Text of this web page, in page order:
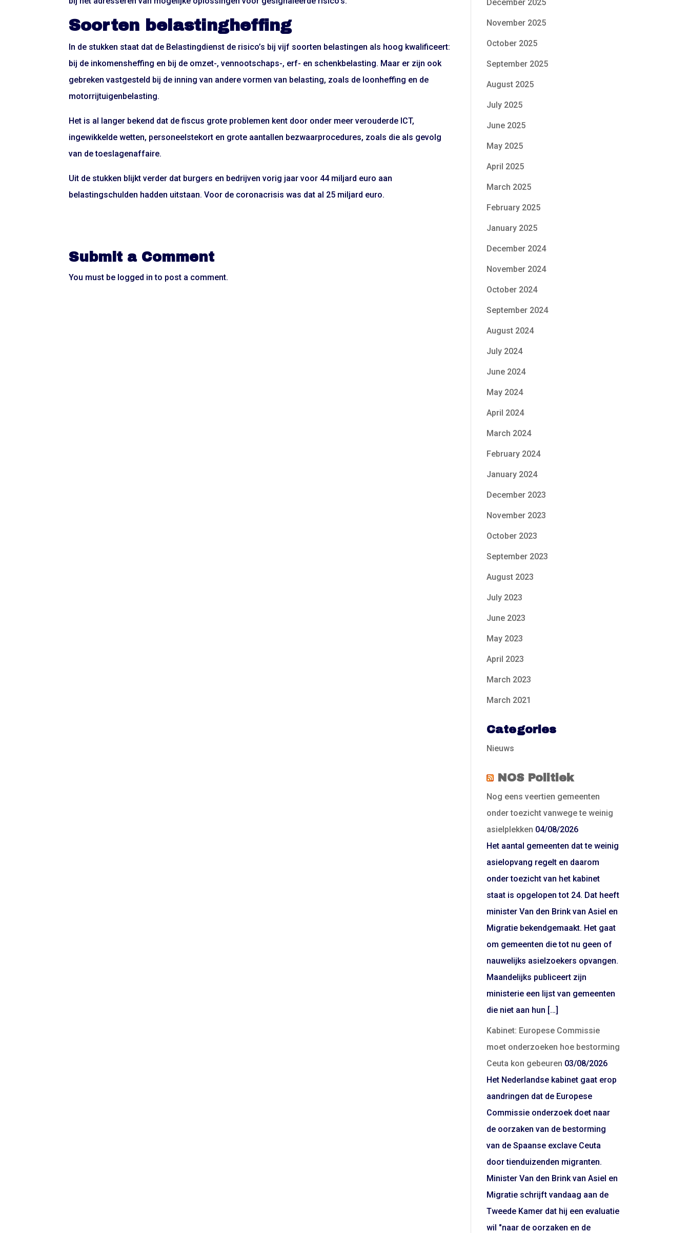
Soorten belastingheffing
In de stukken staat dat de Belastingdienst de risico’s bij vijf soorten belastingen als hoog kwalificeert:
bij de inkomensheffing en bij de omzet-, vennootschaps-, erf- en schenkbelasting. Maar er zijn ook
gebreken vastgesteld bij de inning van andere vormen van belasting, zoals de loonheffing en de
motorrijtuigenbelasting.
Het is al langer bekend dat de fiscus grote problemen kent door onder meer verouderde ICT,
ingewikkelde wetten, personeelstekort en grote aantallen bezwaarprocedures, zoals die als gevolg
van de toeslagenaffaire.
Uit de stukken blijkt verder dat burgers en bedrijven vorig jaar voor 44 miljard euro aan
belastingschulden hadden uitstaan. Voor de coronacrisis was dat al 25 miljard euro.
Submit a Comment
You must be logged in to post a comment.
December 2025
November 2025
October 2025
September 2025
August 2025
July 2025
June 2025
May 2025
April 2025
March 2025
February 2025
January 2025
December 2024
November 2024
October 2024
September 2024
August 2024
July 2024
June 2024
May 2024
April 2024
March 2024
February 2024
January 2024
December 2023
November 2023
October 2023
September 2023
August 2023
July 2023
June 2023
May 2023
April 2023
March 2023
March 2021
Categories
Nieuws
NOS Politiek
Nog eens veertien gemeenten
onder toezicht vanwege te weinig
asielplekken 04/08/2026
Het aantal gemeenten dat te weinig
asielopvang regelt en daarom
onder toezicht van het kabinet
staat is opgelopen tot 24. Dat heeft
minister Van den Brink van Asiel en
Migratie bekendgemaakt. Het gaat
om gemeenten die tot nu geen of
nauwelijks asielzoekers opvangen.
Maandelijks publiceert zijn
ministerie een lijst van gemeenten
die niet aan hun […]
Kabinet: Europese Commissie
moet onderzoeken hoe bestorming
Ceuta kon gebeuren 03/08/2026
Het Nederlandse kabinet gaat erop
aandringen dat de Europese
Commissie onderzoek doet naar
de oorzaken van de bestorming
van de Spaanse exclave Ceuta
door tienduizenden migranten.
Minister Van den Brink van Asiel en
Migratie schrijft vandaag aan de
Tweede Kamer dat hij een evaluatie
wil "naar de oorzaken en de